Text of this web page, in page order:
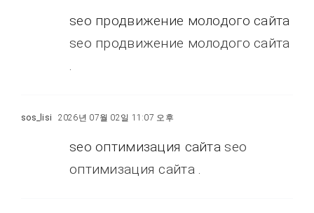
seo продвижение молодого сайта
seo продвижение молодого сайта
.
sos_lisi 2026년 07월 02일 11:07 오후
seo оптимизация сайта seo
оптимизация сайта.